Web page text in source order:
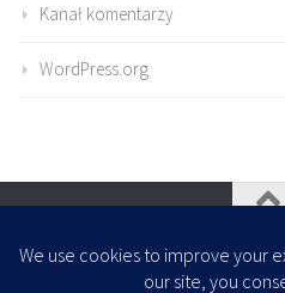
Kanał komentarzy
WordPress.org